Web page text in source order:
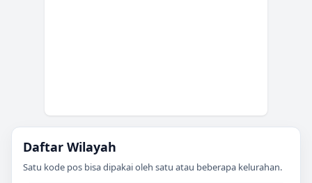
Daftar Wilayah
Satu kode pos bisa dipakai oleh satu atau beberapa kelurahan.